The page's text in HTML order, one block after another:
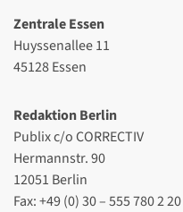
Zentrale Essen
Huyssenallee 11
45128 Essen
Redaktion Berlin
Publix c/o CORRECTIV
Hermannstr. 90
12051 Berlin
Fax: +49 (0) 30 – 555 780 2 20